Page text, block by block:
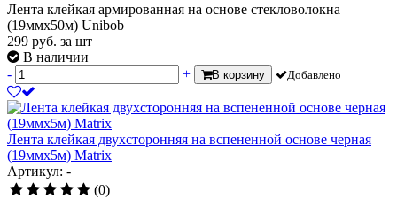
Лента клейкая армированная на основе стекловолокна
(19ммх50м) Unibob
299 руб. за шт
В наличии
-
+ В корзину Добавлено
Лента клейкая двухсторонняя на вспененной основе черная
(19ммх5м) Matrix
Артикул: -
(0)